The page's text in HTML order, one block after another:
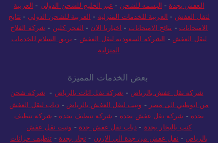
العفش بجدة - البسمه للشحن - عبر الخليج للشحن الدولي - العربية
لنقل العفش - العربية للخدمات المنزلية - العربية للشحن الدولي - نتايج
الامتحانات - نتائج الامتحانات - اخبارنا الان - الفجر كلين - شركة الفلاح
لنقل العفش - الشركة السعودية لنقل العفش - بريق السلام للخدمات
المنزلية
بعض الخدمات المميزة
شركة نقل عفش بالرياض - شركة نقل اثاث بالرياض - شركة شحن
من ابوظبي الى مصر - ونيت لنقل العفش بالرياض -دباب لنقل العفش
بجدة - شركة نقل عفش بجدة - شركة تنظيف بجدة - شركة تنظيف
كنب بالبخار بجدة - دباب نقل عفش جدة - ونيت نقل عفش
بالرياض - نقل عفش من جدة الي الاردن - نجار بجدة - تنظيف خزانات